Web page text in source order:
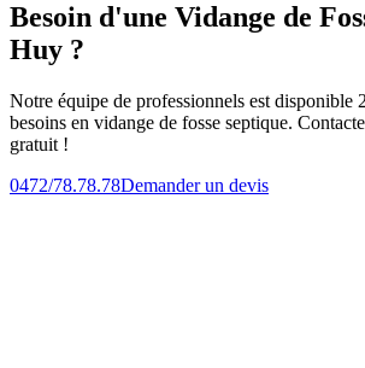
Besoin d'une Vidange de
Huy ?
Notre équipe de professionnels est disponible
besoins en vidange de fosse septique.
gratuit !
0472/78.78.78Demander un devis